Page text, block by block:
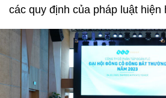
các quy định của pháp luật hiện